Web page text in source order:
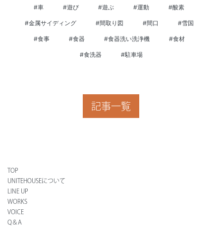
#車 #遊び #遊ぶ #運動 #酸素
#金属サイディング #間取り図 #間口 #雪国
#食事 #食器 #食器洗い洗浄機 #食材
#食洗器 #駐車場
記事一覧
TOP
UNITEHOUSEについて
LINE UP
WORKS
VOICE
Q＆A